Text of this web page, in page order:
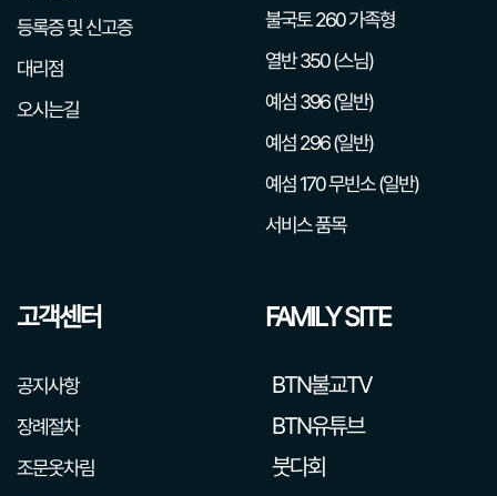
등록증 및 신고증
대리점
오시는길
불국토 260 가족형
열반 350 (스님)
예섬 396 (일반)
예섬 296 (일반)
예섬 170 무빈소 (일반)
서비스 품목
고객센터
공지사항
장례절차
조문옷차림
FAMILY SITE
BTN불교TV
BTN유튜브
붓다회